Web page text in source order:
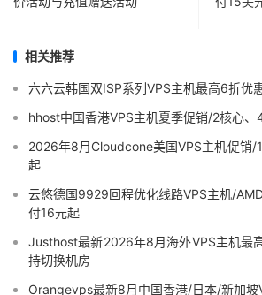
相关推荐
六六云韩国双ISP系列VPS主机最高6折优
hhost中国香港VPS主机夏季促销/2核心
2026年8月Cloudcone美国VPS主机促销/
起
云悠德国9929回程优化线路VPS主机/
付16元起
Justhost最新2026年8月海外VPS主机最
持切换机房
Orangevps最新8月中国香港/日本/新加坡